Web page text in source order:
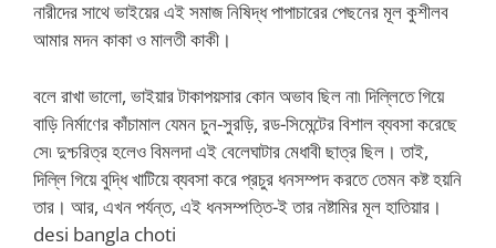
নারীদের সাথে ভাইয়ের এই সমাজ নিষিদ্ধ পাপাচারের পেছনের মূল কুশীলব
আমার মদন কাকা ও মালতী কাকী।
বলে রাখা ভালো, ভাইয়ার টাকাপয়সার কোন অভাব ছিল না৷ দিল্লিতে গিয়ে
বাড়ি নির্মাণের কাঁচামাল যেমন চুন-সুরড়ি, রড-সিমেন্টের বিশাল ব্যবসা করেছে
সে৷ দুশ্চরিত্র হলেও বিমলদা এই বেলেঘাটার মেধাবী ছাত্র ছিল। তাই,
দিল্লি গিয়ে বুদ্ধি খাটিয়ে ব্যবসা করে প্রচুর ধনসম্পদ করতে তেমন কষ্ট হয়নি
তার। আর, এখন পর্যন্ত, এই ধনসম্পত্তি-ই তার নষ্টামির মূল হাতিয়ার।
desi bangla choti